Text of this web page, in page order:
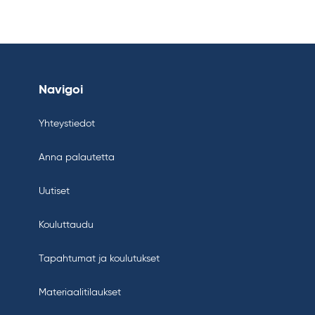
Navigoi
Yhteystiedot
Anna palautetta
Uutiset
Kouluttaudu
Tapahtumat ja koulutukset
Materiaalitilaukset